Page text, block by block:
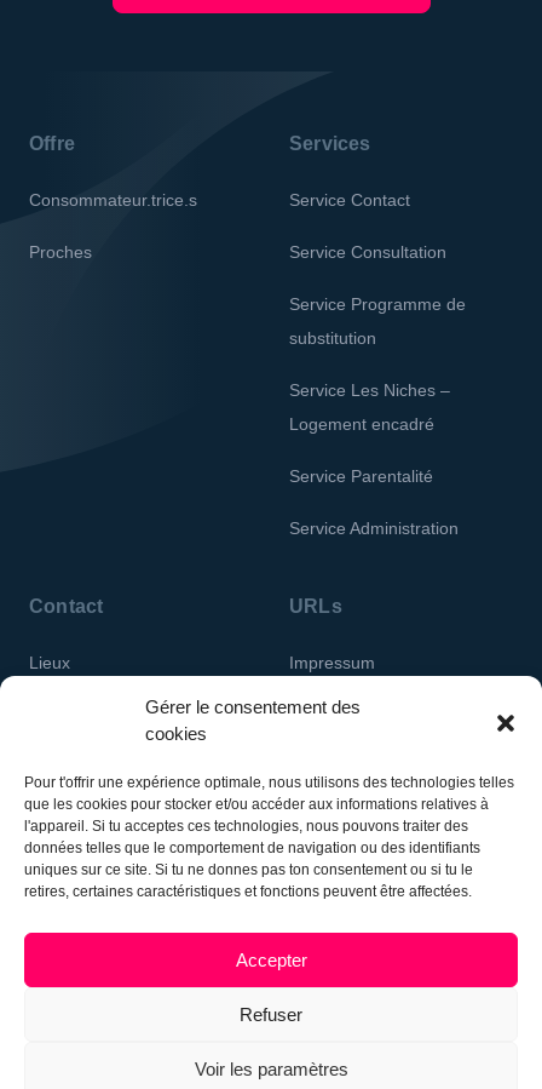
Gérer le consentement des
cookies
Pour t'offrir une expérience optimale, nous utilisons des technologies telles
que les cookies pour stocker et/ou accéder aux informations relatives à
l'appareil. Si tu acceptes ces technologies, nous pouvons traiter des
données telles que le comportement de navigation ou des identifiants
uniques sur ce site. Si tu ne donnes pas ton consentement ou si tu le
retires, certaines caractéristiques et fonctions peuvent être affectées.
Accepter
Refuser
Voir les paramètres
Offre
Consommateur.trice.s
Proches
Services
Service Contact
Service Consultation
Service Programme de
substitution
Service Les Niches –
Logement encadré
Service Parentalité
Service Administration
Contact
Lieux
URLs
Impressum
Protection des données